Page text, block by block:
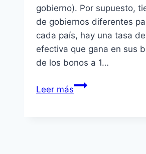
gobierno). Por supuesto,
de gobiernos diferentes
cada país, hay una tasa
efectiva que gana en sus
de los bonos a 1…
Leer másLa